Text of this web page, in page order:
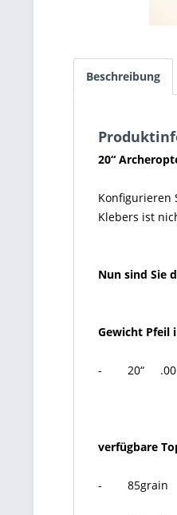
Beschreibung
20“
Konfigurieren
Klebers ist
Nun sind Sie
Gewicht Pfeil
- 20“ .001
verfügbare
- 85grain